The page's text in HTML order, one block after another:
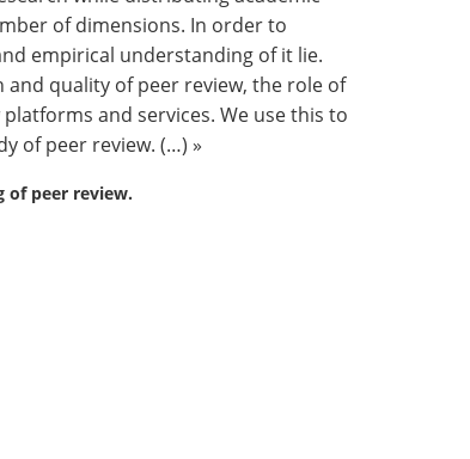
of dimensions. In order to
empirical understanding of it lie.
quality of peer review, the role of
and services. We use this to
of peer review. (…) »
of peer review.